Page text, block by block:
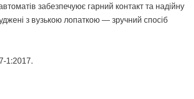
забезпечуює гарний контакт та надійну
з вузькою лопаткою — зручний спосіб
1:2017.